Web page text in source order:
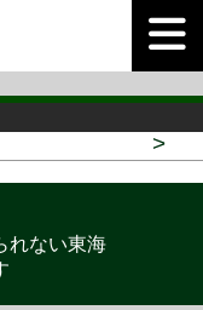
>
れない東海